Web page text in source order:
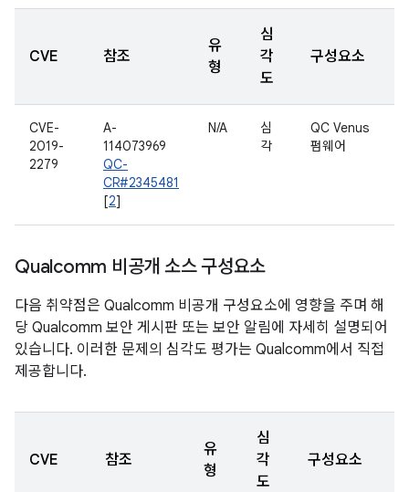
CVE 참조
유
형
심
각
도
구성요소
CVE-
2019-
2279
A-
114073969
QC-
CR#2345481
[2]
N/A
심
각
QC Venus
펌웨어
Qualcomm 비공개 소스 구성요소
다음 취약점은 Qualcomm 비공개 구성요소에 영향을 주며 해
당 Qualcomm 보안 게시판 또는 보안 알림에 자세히 설명되어
있습니다. 이러한 문제의 심각도 평가는 Qualcomm에서 직접
제공합니다.
CVE 참조
유
형
심
각
도
구성요소